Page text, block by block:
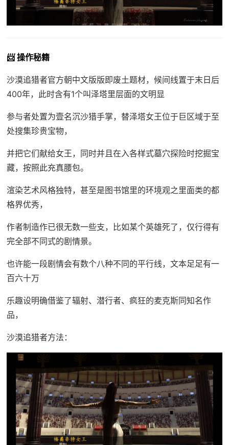
📨 操作秘籍
沙漠追猎者官方朝中文版版即废土题材，候间线置于末日后
400年，此时含有1个叫泽塔里层面的文明显
参与者处置为壹名沉沙猎手掌，替泽塔女王位于巨区域于至
处搜集珍贵宝物，
并把它们献给女王，同时并且在入各样式墓穴探险时挖掘宝
藏，按照此充真腰包。
渲染艺术风格独特，甚至是图书馆里的环境观之里面类的都
格界优秀，
作者制造作已很无数一些支，比如某个英雄死了，仅行得有
完全部不同式的剧情景。
也许能一段剧情会有数个八种不同的平行线，文本足足有一
百六十万
乐趣设明确借鉴了辐射、潜行者、疯狂的麦克斯同知名作
品，
沙漠追猎者方法：